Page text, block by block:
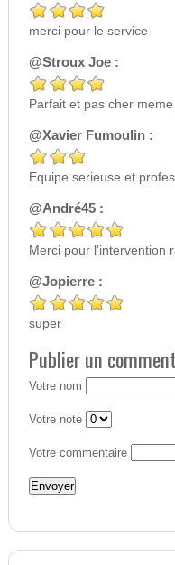
merci pour le service
@Stroux Joe :
Parfait et pas cher
@Xavier Fumoulin :
Equipe serieuse et
@André45 :
Merci pour l'intervention
@Jopierre :
super
Publier un
Votre nom
Votre note
Votre commentaire